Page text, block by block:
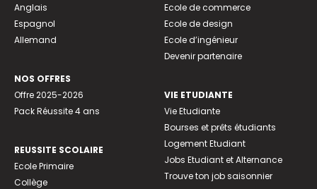
Anglais
Espagnol
Allemand
NOS OFFRES
Offre 2025-2026
Pack Réussite 4 ans
REUSSITE SCOLAIRE
Ecole Primaire
Collège
Ecole de commerce
Ecole de design
Ecole d’ingénieur
Devenir partenaire
VIE ETUDIANTE
Vie Etudiante
Bourses et prêts étudiants
Logement Etudiant
Jobs Etudiant et Alternance
Trouve ton job saisonnier